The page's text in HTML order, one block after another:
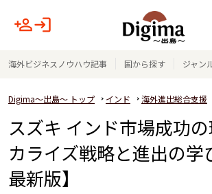
海外ビジネスノウハウ記事 国から探す ジャン
Digima～出島～ トップ インド 海外進出総合支援
スズキ インド市場成功
カライズ戦略と進出の学
最新版】